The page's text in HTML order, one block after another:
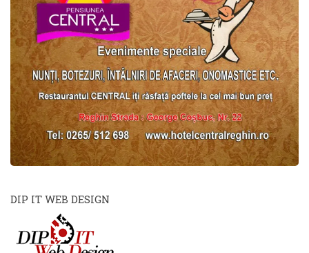
DIP IT WEB DESIGN